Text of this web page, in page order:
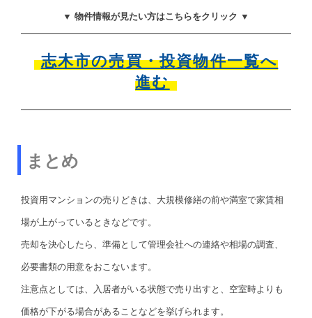
▼ 物件情報が見たい方はこちらをクリック ▼
志木市の売買・投資物件一覧へ
進む
まとめ
投資用マンションの売りどきは、大規模修繕の前や満室で家賃相
場が上がっているときなどです。
売却を決心したら、準備として管理会社への連絡や相場の調査、
必要書類の用意をおこないます。
注意点としては、入居者がいる状態で売り出すと、空室時よりも
価格が下がる場合があることなどを挙げられます。